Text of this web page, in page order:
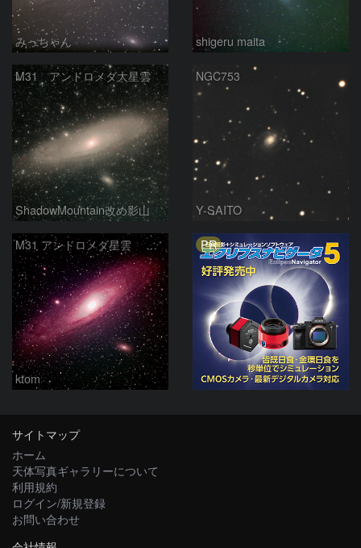
みっちゃん shigeru maita
M31 アンドロメダ大星雲
ShadowMountain改め影山
NGC753
Y-SAITO
M31 アンドロメダ星雲 2026-1-14
ktom
PR
サイトマップ
ホーム
天体写真ギャラリーについて
利用規約
ログイン/新規登録
お問い合わせ